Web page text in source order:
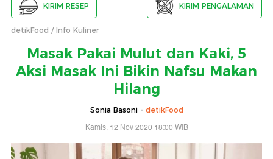
KIRIM RESEP KIRIM PENGALAMAN
detikFood Info Kuliner
Masak Pakai Mulut dan Kaki, 5
Aksi Masak Ini Bikin Nafsu Makan
Hilang
Sonia Basoni - detikFood
Kamis, 12 Nov 2020 18:00 WIB